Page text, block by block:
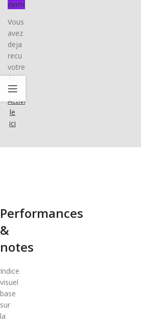
demo
Vous
avez
deja
recu
votre
kit
?
Activez-
le
ici
Performances
&
notes
Indice
visuel
base
sur
la